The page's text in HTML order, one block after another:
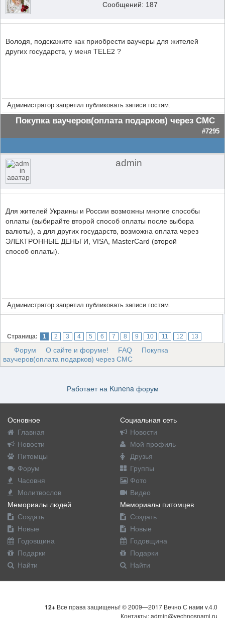
Сообщений: 187
Володя, подскажите как приобрести ваучеры для жителей
других государств, у меня TELE2 ?
Администратор запретил публиковать записи гостям.
Покупка ваучеров(оплата подарков) через СМС
#7295
admin
Для жителей Украины и России возможны многие способы
оплаты (выбирайте второй способ оплаты после выбора
валюты), а для других государств, возможна оплата через
ЭЛЕКТРОННЫЕ ДЕНЬГИ, VISA, MasterCard (второй
способ оплаты).
Администратор запретил публиковать записи гостям.
Страница: 1 2 3 4 5 6 7 8 9 10 11 12 13
Форум О сайте и форуме! FAQ
Покупка
ваучеров(оплата подарков) через СМС
Работает на Kunena форум
Основное
Главная
Новости
Питомцы
Форум
Часовня
Молитвослов
Социальная сеть
Новости
Мой профиль
Друзья
Группы
Фото
Видео
Мемориалы людей
Создать
Новые
Годовщина
Подарки
Найти
Мемориалы питомцев
Создать
Новые
Годовщина
Подарки
Найти
12+ Все права защищены! © 2009—2017 Вечно С нами v.4.0
Контакты: admin@vechnosnami.ru